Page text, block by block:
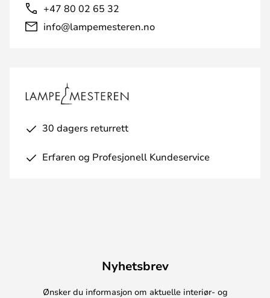
+47 80 02 65 32
info@lampemesteren.no
30 dagers returrett
Erfaren og Profesjonell Kundeservice
Nyhetsbrev
Ønsker du informasjon om aktuelle interiør- og